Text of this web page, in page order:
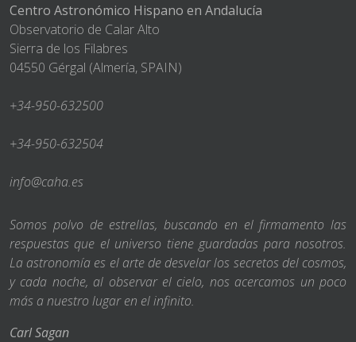
Centro Astronómico Hispano en Andalucía
Observatorio de Calar Alto
Sierra de los Filabres
04550 Gérgal (Almería, SPAIN)
+34-950-632500
+34-950-632504
info@caha.es
Somos polvo de estrellas, buscando en el firmamento las
respuestas que el universo tiene guardadas para nosotros.
La astronomía es el arte de desvelar los secretos del cosmos,
y cada noche, al observar el cielo, nos acercamos un poco
más a nuestro lugar en el infinito.
Carl Sagan